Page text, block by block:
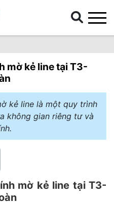
mờ kẻ line tại T3-
kẻ line là một quy trình
không gian riêng tư và
mờ kẻ line tại T3-